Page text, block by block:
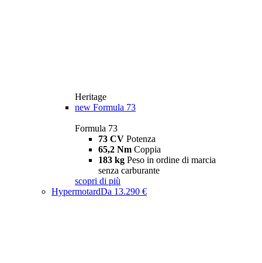
Heritage
new Formula 73
Formula 73
73 CV Potenza
65,2 Nm Coppia
183 kg Peso in ordine di marcia
senza carburante
scopri di più
HypermotardDa 13.290 €